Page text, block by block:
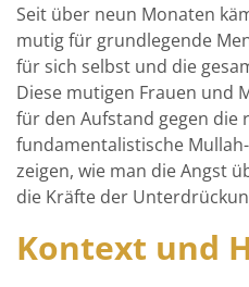
Seit über neun Monaten
mutig für grundlegende
für sich selbst und die
Diese mutigen Frauen und
für den Aufstand gegen die
fundamentalistische
zeigen, wie man die Angst
die Kräfte der
Kontext und